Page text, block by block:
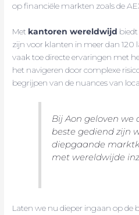
op financiële markten zoals de
Met kantoren wereldwijd biedt
zijn voor klanten in meer dan 120
vaak toe directe ervaringen met
het navigeren door complexe
begrijpen van de nuances van
Bij Aon geloven
beste gediend zijn
diepgaande
met wereldwijde
Laten we nu dieper ingaan op de